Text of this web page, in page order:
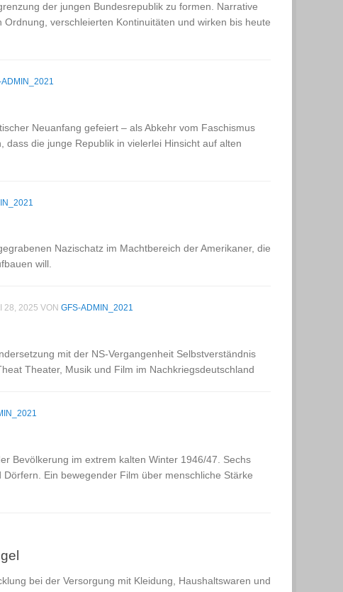
der jungen Bundesrepublik zu formen. Narrative
verschleierten Kontinuitäten und wirken bis heute
ADMIN_2021
Neuanfang gefeiert – als Abkehr vom Faschismus
die junge Republik in vielerlei Hinsicht auf alten
Nazischatz im Machtbereich der Amerikaner, die
will.
28, 2025 VON GFS-ADMIN_2021
mit der NS-Vergangenheit Selbstverständnis
Theater, Musik und Film im Nachkriegsdeutschland
Bevölkerung im extrem kalten Winter 1946/47. Sechs
Ein bewegender Film über menschliche Stärke
bei der Versorgung mit Kleidung, Haushaltswaren und